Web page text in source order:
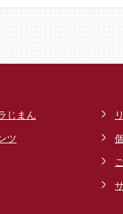
じまん
ツ